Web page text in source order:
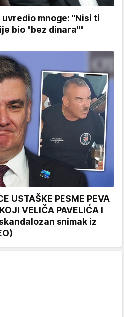
mnoge: "Nisi ti
bio "bez dinara""
USTAŠKE PESME PEVA
VELIČA PAVELIĆA I
snimak iz